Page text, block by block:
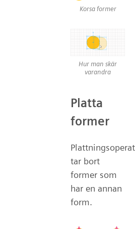
Korsa former
Hur man skär
varandra
Platta
former
tar bort
former som
har en annan
form.